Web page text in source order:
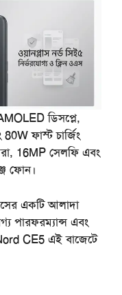
ডিসপ্লে,
ফাস্ট চার্জিং
16MP সেলফি এবং
ফোন।
একটি আলাদা
পারফরম্যান্স এবং
CE5 এই বাজেটে